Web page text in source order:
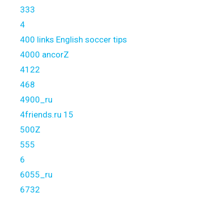
333
4
400 links English soccer tips
4000 ancorZ
4122
468
4900_ru
4friends.ru 15
500Z
555
6
6055_ru
6732